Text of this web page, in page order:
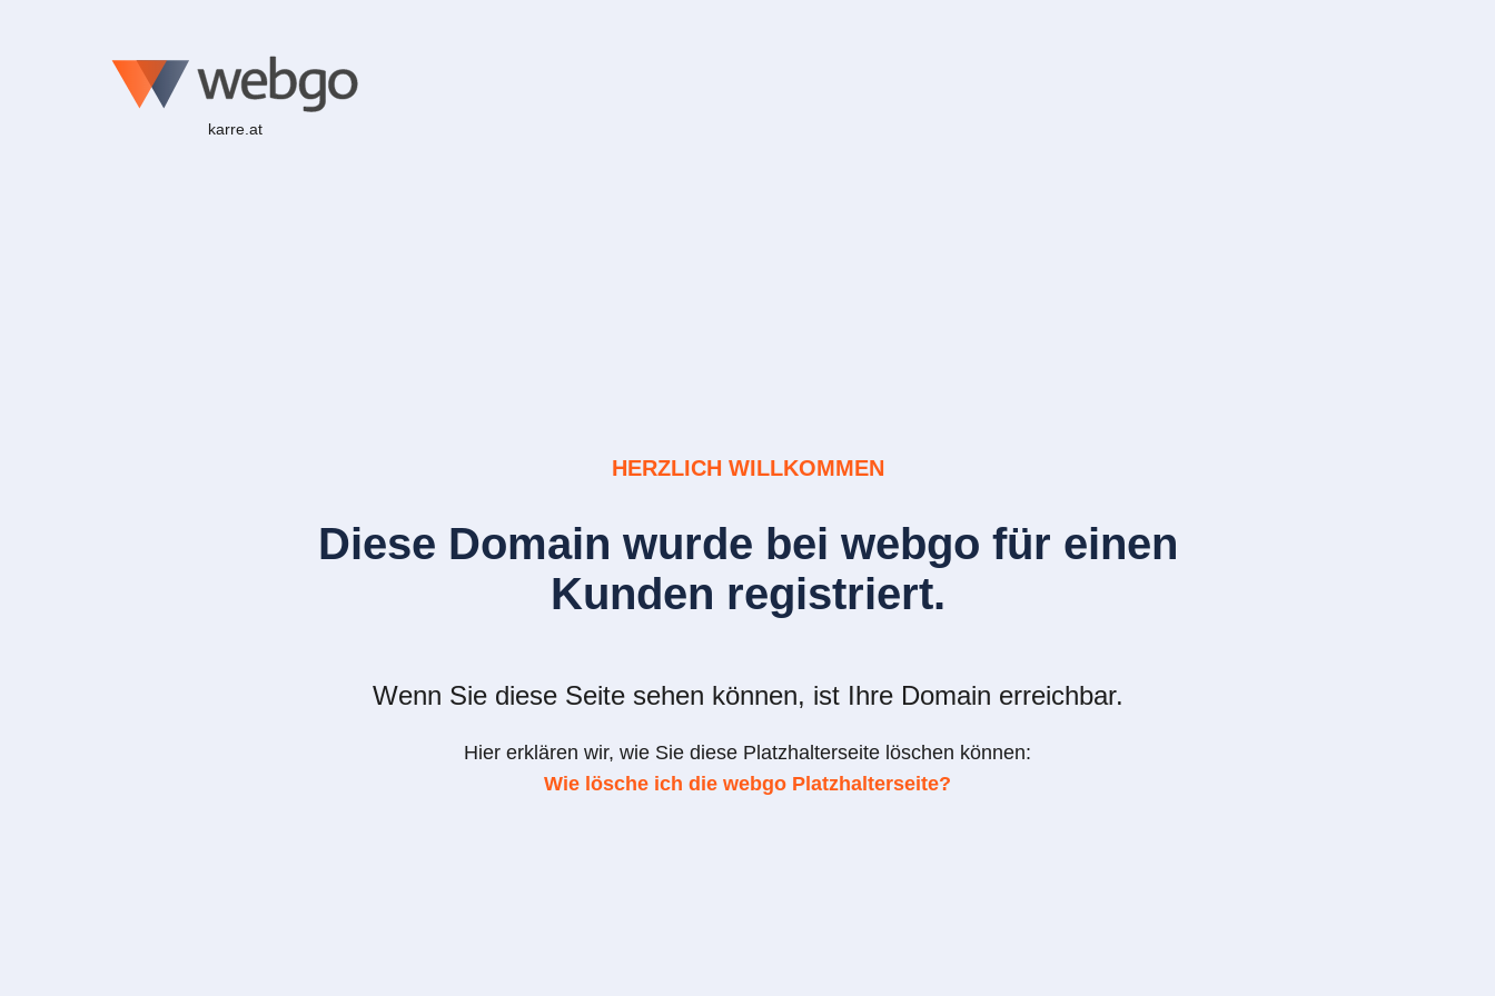
karre.at
HERZLICH WILLKOMMEN
Diese Domain wurde bei webgo für einen
Kunden registriert.
Wenn Sie diese Seite sehen können, ist Ihre Domain erreichbar.
Hier erklären wir, wie Sie diese Platzhalterseite löschen können:
Wie lösche ich die webgo Platzhalterseite?